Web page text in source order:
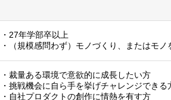
・27年学部卒以上
・（規模感問わず）モノづくり、またはモ
・裁量ある環境で意欲的に成長したい方
・挑戦機会に自ら手を挙げチャレンジできる
・自社プロダクトの創作に情熱を有す方